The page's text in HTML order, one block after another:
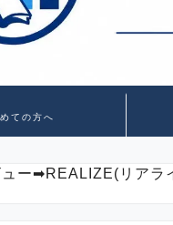
ての方へ
ー➡REALIZE(リアラ